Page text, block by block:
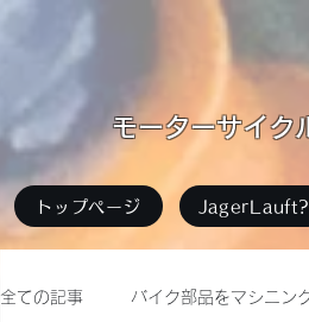
モーターサイク
トップページ JagerLauft?
全ての記事 バイク部品をマシニン